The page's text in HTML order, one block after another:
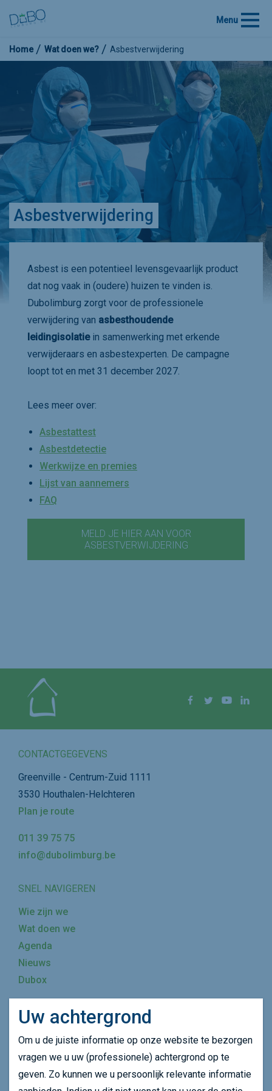
Menu
Home Wat doen we? Asbestverwijdering
Asbestverwijdering
Asbest is een potentieel levensgevaarlijk product
dat nog vaak in (oudere) huizen te vinden is.
Dubolimburg zorgt voor de professionele
verwijdering van asbesthoudende
leidingisolatiein samenwerking met erkende
verwijderaars en asbestexperten. De campagne
loopt tot en met 31 december 2027.
Lees meer over:
Asbestattest
Asbestdetectie
Werkwijze en premies
Lijst van aannemers
FAQ
MELD JE HIER AAN VOOR
ASBESTVERWIJDERING
Facebook
Twitter YouTube
CONTACTGEGEVENS
Greenville - Centrum-Zuid 1111
3530 Houthalen-Helchteren
Plan je route
011 39 75 75
info@dubolimburg.be
SNEL NAVIGEREN
Wie zijn we
Wat doen we
Agenda
Nieuws
Dubox
Mijn achtergrond wijzigen
SCHRIJF JE IN OP ONZE NIEUWSBRIEF
SCHRIJF JE IN
Uw achtergrond
Om u de juiste informatie op onze website te bezorgen
vragen we u uw (professionele) achtergrond op te
geven. Zo kunnen we u persoonlijk relevante informatie